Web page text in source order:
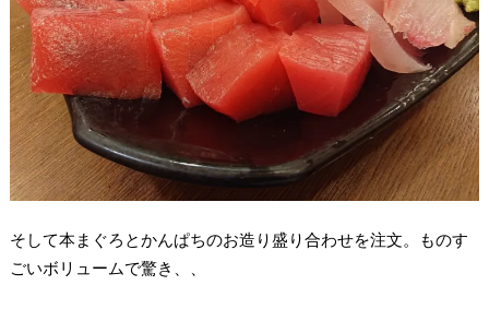
そして本まぐろとかんぱちのお造り盛り合わせを注文。ものす
ごいボリュームで驚き、、